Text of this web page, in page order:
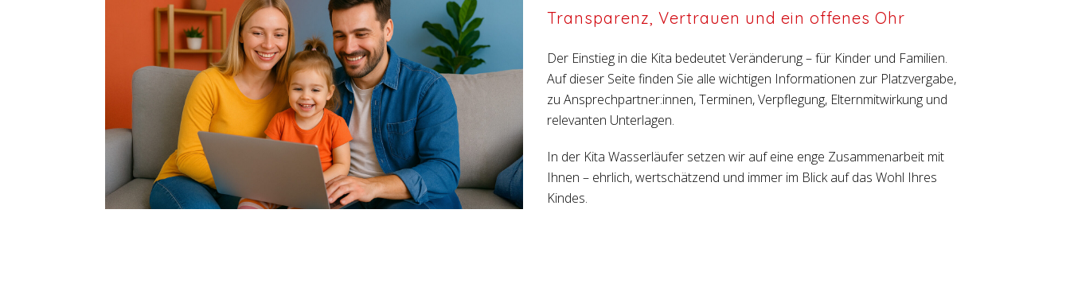
Transparenz, Vertrauen und ein offenes Ohr
Der Einstieg in die Kita bedeutet Veränderung – für Kinder und Familien.
Auf dieser Seite finden Sie alle wichtigen Informationen zur Platzvergabe,
zu Ansprechpartner:innen, Terminen, Verpflegung, Elternmitwirkung und
relevanten Unterlagen.
In der Kita Wasserläufer setzen wir auf eine enge Zusammenarbeit mit
Ihnen – ehrlich, wertschätzend und immer im Blick auf das Wohl Ihres
Kindes.